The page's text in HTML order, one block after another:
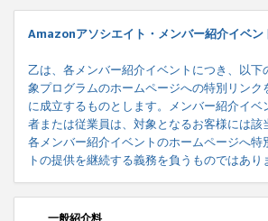
Amazonアソシエイト・メンバー紹介イベン
乙は、各メンバー紹介イベントにつき、以
象プログラムのホームページへの特別リン
に成立するものとします。メンバー紹介イ
者または従業員は、対象となるお客様には
各メンバー紹介イベントのホームページへ
トの提供を継続する義務を負うものではあり